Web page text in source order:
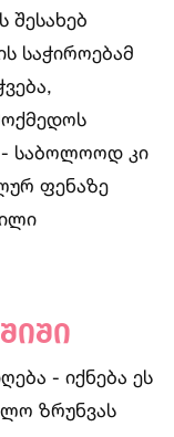
შესახებ
საჭიროებამ
საბოლოოდ კი
ფენაზე
- იქნება ეს
ზრუნვას